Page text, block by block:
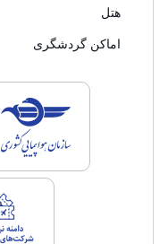
هتل
اماکن گردشگری